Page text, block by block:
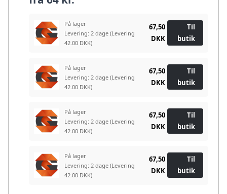
På lager
Levering: 2 dage (Levering
42.00 DKK)
67,50
DKK
Til
butik
På lager
Levering: 2 dage (Levering
42.00 DKK)
67,50
DKK
Til
butik
På lager
Levering: 2 dage (Levering
42.00 DKK)
67,50
DKK
Til
butik
På lager
Levering: 2 dage (Levering
42.00 DKK)
67,50
DKK
Til
butik